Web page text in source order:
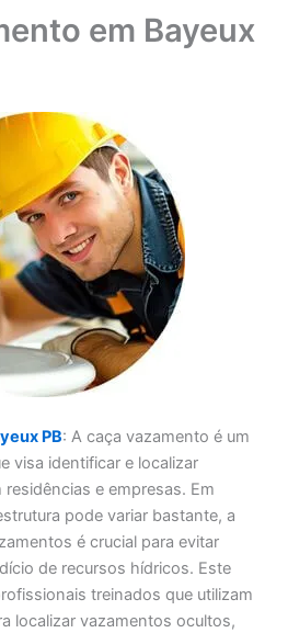
em Bayeux
PB: A caça vazamento é um
visa identificar e localizar
e empresas. Em
pode variar bastante, a
é crucial para evitar
de recursos hídricos. Este
treinados que utilizam
localizar vazamentos ocultos,